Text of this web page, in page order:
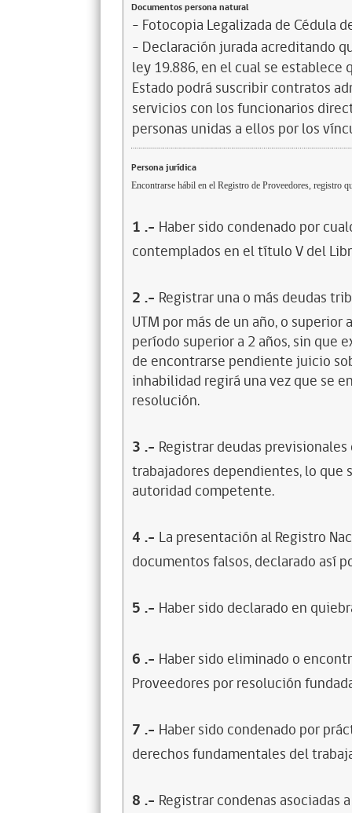
Documentos persona natural
- Fotocopia Legalizada de Cédula
- Declaración jurada acreditando
ley 19.886, en el cual se
Estado podrá suscribir contratos
servicios con los funcionarios
personas unidas a ellos por los
Persona jurídica
Encontrarse hábil en el Registro de Proveedores, registro
1 .- Haber sido condenado por
contemplados en el título V del
2 .- Registrar una o más deudas
UTM por más de un año, o
período superior a 2 años, sin que
de encontrarse pendiente juicio
inhabilidad regirá una vez que se
resolución.
3 .- Registrar deudas
trabajadores dependientes, lo
autoridad competente.
4 .- La presentación al Registro
documentos falsos, declarado así
5 .- Haber sido declarado en
6 .- Haber sido eliminado o
Proveedores por resolución
7 .- Haber sido condenado por
derechos fundamentales del
8 .- Registrar condenas asociadas